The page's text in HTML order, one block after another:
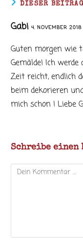
DIESER
Gabi4. NOVEMBER 2018
Guten morgen wie
Gemälde! Ich
Zeit reicht, endlich
beim dekorieren
mich schon ! Liebe
Schreibe einen
Kommentar